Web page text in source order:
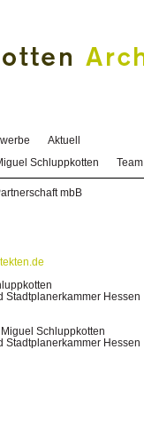
Schluppkotten Team
Aktuell
mbB
Stadtplanerkammer Hessen
Schluppkotten
Stadtplanerkammer Hessen